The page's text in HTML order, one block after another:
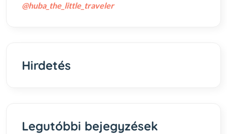
@huba_the_little_traveler
Hirdetés
Legutóbbi bejegyzések